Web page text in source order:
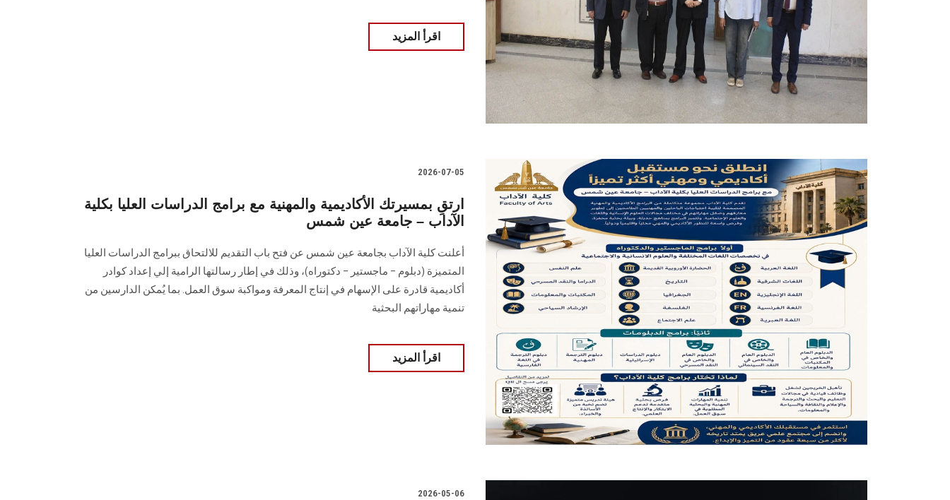
اقرأ المزيد
2026-07-05
ارتقِ بمسيرتك الأكاديمية والمهنية مع برامج الدراسات العليا بكلية
الآداب – جامعة عين شمس
أعلنت كلية الآداب بجامعة عين شمس عن فتح باب التقديم للالتحاق ببرامج الدراسات العليا
المتميزة (دبلوم – ماجستير – دكتوراه)، وذلك في إطار رسالتها الرامية إلي إعداد كوادر
أكاديمية قادرة على الإسهام في إنتاج المعرفة ومواكبة سوق العمل. بما يُمكن الدارسين من
تنمية مهاراتهم البحثية
اقرأ المزيد
2026-05-06